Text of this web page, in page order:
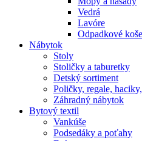
Vedrá
Lavóre
Odpadkové koše
Nábytok
Stoly
Stoličky a taburetky
Detský sortiment
Poličky, regale,
Záhradný nábytok
Bytový textil
Vankúše
Podsedáky a poťahy